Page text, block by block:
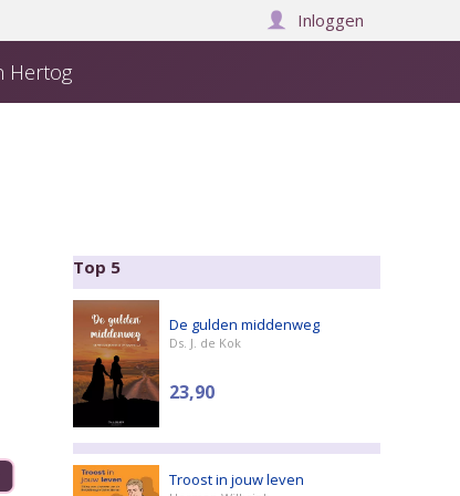
Inloggen
Hertog
Winkelwagen:0
Top 5
De gulden middenweg
Ds. J. de Kok
23,90
Troost in jouw leven